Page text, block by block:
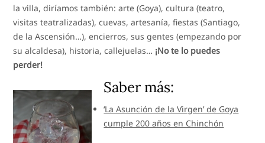
la villa, diríamos también: arte (Goya), cultura (teatro,
visitas teatralizadas), cuevas, artesanía, fiestas (Santiago,
de la Ascensión…), encierros, sus gentes (empezando por
su alcaldesa), historia, callejuelas… ¡No te lo puedes
perder!
Saber más:
‘La Asunción de la Virgen’ de Goya
cumple 200 años en Chinchón